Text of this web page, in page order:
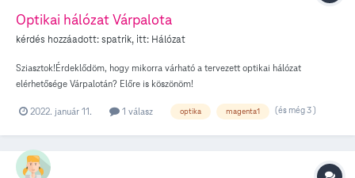
Optikai hálózat Várpalota
kérdés hozzáadott:spatrik, itt: Hálózat
Sziasztok!Érdeklődöm, hogy mikorra várható a tervezett optikai hálózat
elérhetősége Várpalotán? Előre is köszönöm!
2022. január 11. 1 válasz optika magenta1 (és még 3 )